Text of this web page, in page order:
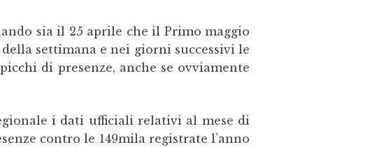
sia il 25 aprile che il Primo maggio
settimana e nei giorni successivi le
di presenze, anche se ovviamente
i dati ufficiali relativi al mese di
contro le 149mila registrate l’anno